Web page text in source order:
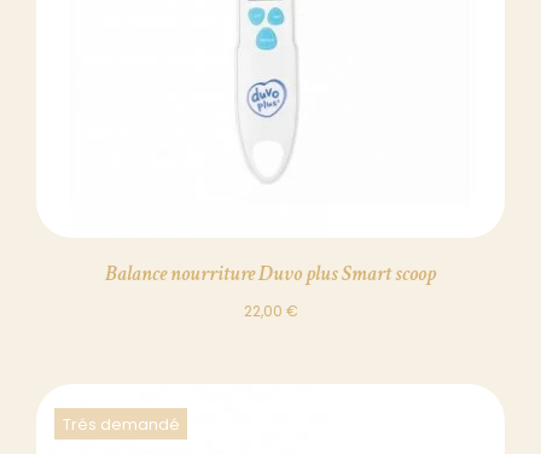
Balance nourriture Duvo plus Smart scoop
22,00 €
Trés demandé